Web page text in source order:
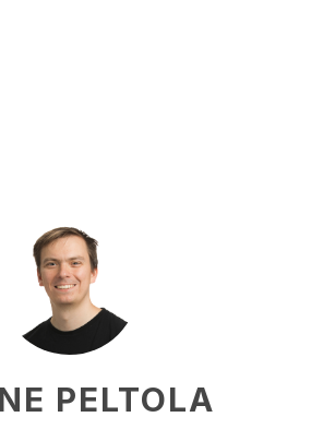
PELTOLA